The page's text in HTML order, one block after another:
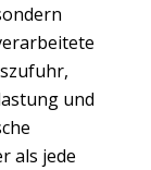
und
als jede